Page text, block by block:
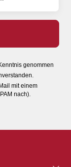
genommen
mit einem
nach).